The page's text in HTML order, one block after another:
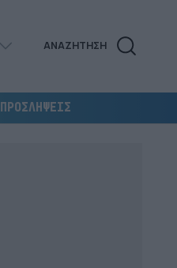
ΑΝΑΖΗΤΗΣΗ
ΠΡΟΣΛΗΨΕΙΣ